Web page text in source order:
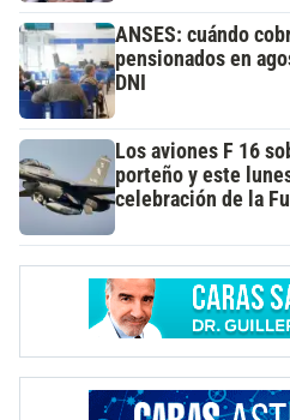
ANSES: cuándo
pensionados en
DNI
Los aviones F 16
porteño y este
celebración de la